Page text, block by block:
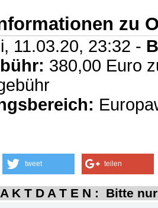
zu
11.03.20, 23:32 -
380,00 Euro
tweet teilen
K T D A T E N : Bitte